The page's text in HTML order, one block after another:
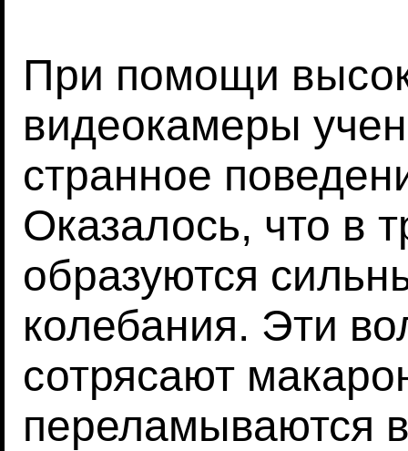
При помощи
видеокамеры
странное
Оказалось, что в
образуются
колебания. Эти
сотрясают
переламываются